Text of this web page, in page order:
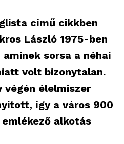
című cikkben
László 1975-ben
sorsa a néhai
volt bizonytalan.
végén élelmiszer
így a város 900
alkotás